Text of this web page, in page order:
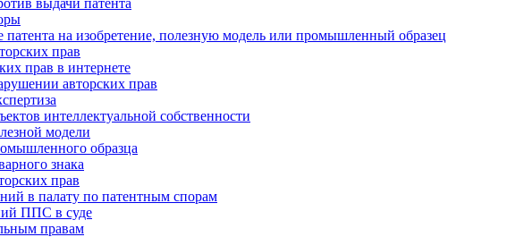
выдачи патента
патента на изобретение, полезную модель или промышленный образец
прав
прав в интернете
авторских прав
интеллектуальной собственности
модели
образца
знака
прав
в палату по патентным спорам
ППС в суде
правам